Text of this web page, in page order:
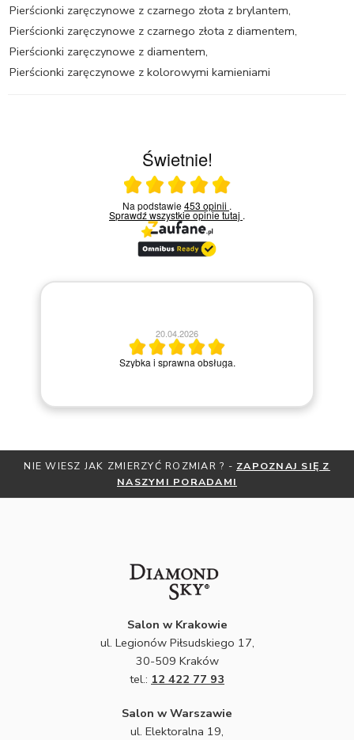
Pierścionki zaręczynowe z czarnego złota z brylantem,
Pierścionki zaręczynowe z czarnego złota z diamentem,
Pierścionki zaręczynowe z diamentem,
Pierścionki zaręczynowe z kolorowymi kamieniami
Świetnie!
Ocena średnia 5 na 5
Na podstawie453 opinii .
Sprawdź wszystkie opinietutaj .
20.04.2026
Szybka i sprawna obsługa.
NIE WIESZ JAK ZMIERZYĆ ROZMIAR ? - ZAPOZNAJ SIĘ Z
NASZYMI PORADAMI
Salon w Krakowie
ul. Legionów Piłsudskiego 17,
30-509 Kraków
tel.: 12 422 77 93
Salon w Warszawie
ul. Elektoralna 19,